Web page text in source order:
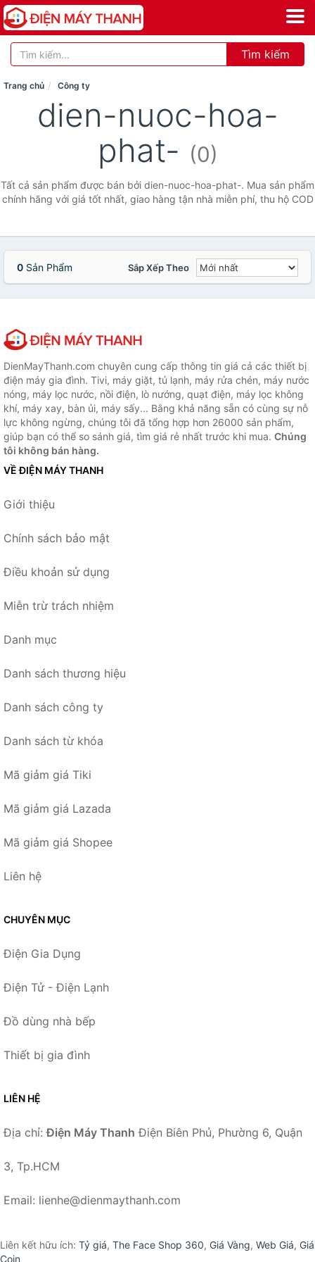
Tìm kiếm
Trang chủ Công ty
dien-nuoc-hoa-
phat- (0)
Tất cả sản phẩm được bán bởi dien-nuoc-hoa-phat-. Mua sản phẩm
chính hãng với giá tốt nhất, giao hàng tận nhà miễn phí, thu hộ COD
0 Sản Phẩm Sắp Xếp Theo
DienMayThanh.com chuyên cung cấp thông tin giá cả các thiết bị
điện máy gia đình. Tivi, máy giặt, tủ lạnh, máy rửa chén, máy nước
nóng, máy lọc nước, nồi điện, lò nướng, quạt điện, máy lọc không
khí, máy xay, bàn ủi, máy sấy... Bằng khả năng sẵn có cùng sự nỗ
lực không ngừng, chúng tôi đã tổng hợp hơn 26000 sản phẩm,
giúp bạn có thể so sánh giá, tìm giá rẻ nhất trước khi mua. Chúng
tôi không bán hàng.
VỀ ĐIỆN MÁY THANH
Giới thiệu
Chính sách bảo mật
Điều khoản sử dụng
Miễn trừ trách nhiệm
Danh mục
Danh sách thương hiệu
Danh sách công ty
Danh sách từ khóa
Mã giảm giá Tiki
Mã giảm giá Lazada
Mã giảm giá Shopee
Liên hệ
CHUYÊN MỤC
Điện Gia Dụng
Điện Tử - Điện Lạnh
Đồ dùng nhà bếp
Thiết bị gia đình
LIÊN HỆ
Địa chỉ:Điện Máy Thanh Điện Biên Phủ, Phường 6, Quận
3, Tp.HCM
Email: lienhe@dienmaythanh.com
Liên kết hữu ích: Tỷ giá, The Face Shop 360, Giá Vàng, Web Giá, Giá
Coin